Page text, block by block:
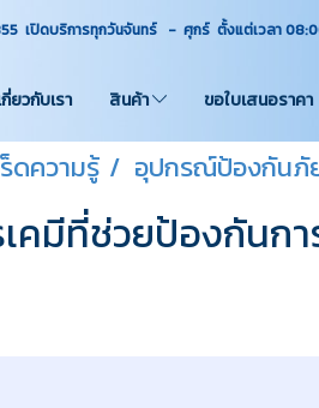
เปิดบริการทุกวันจันทร์ - ศุกร์ ตั้งแต่เวลา
กี่ยวกับเรา สินค้า ขอใบเสนอราคา
ดความรู้ อุปกรณ์ป้องกันภั
มีที่ช่วยป้องกันกา